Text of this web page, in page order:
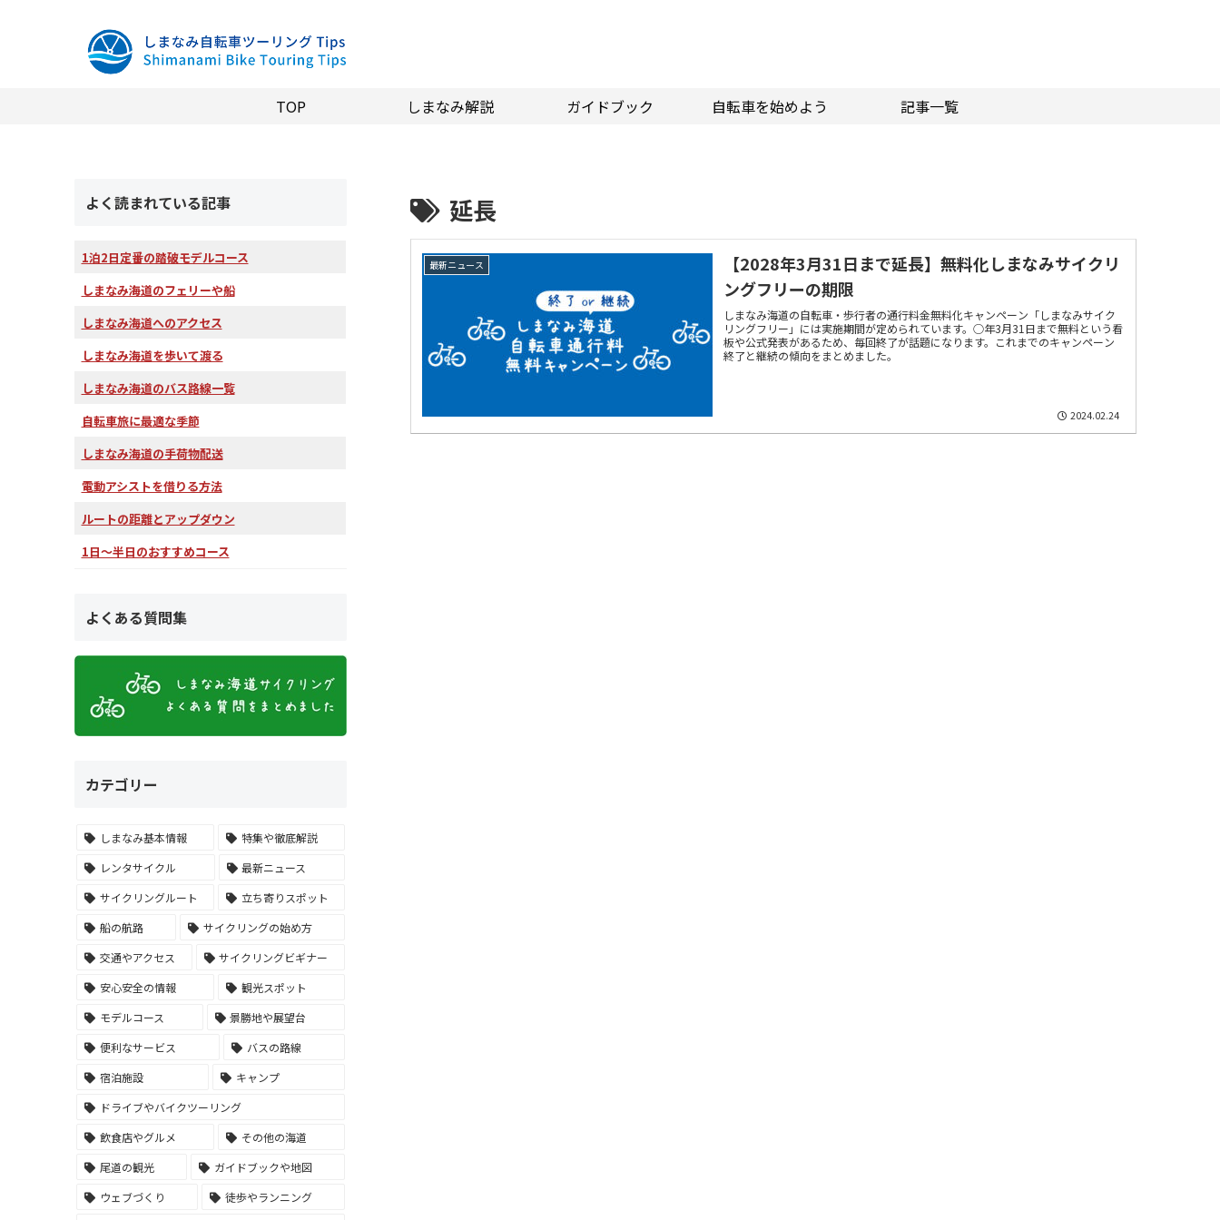
TOP しまなみ解説 ガイドブック 自転車を始めよう 記事一覧
延長
最新ニュース
【2028年3月31日まで延長】無料化しまなみサイクリ
ングフリーの期限
しまなみ海道の自転車・歩行者の通行料金無料化キャンペーン「しまなみサイク
リングフリー」には実施期間が定められています。○年3月31日まで無料という看
板や公式発表があるため、毎回終了が話題になります。これまでのキャンペーン
終了と継続の傾向をまとめました。
2024.02.24
よく読まれている記事
1泊2日定番の踏破モデルコース
しまなみ海道のフェリーや船
しまなみ海道へのアクセス
しまなみ海道を歩いて渡る
しまなみ海道のバス路線一覧
自転車旅に最適な季節
しまなみ海道の手荷物配送
電動アシストを借りる方法
ルートの距離とアップダウン
1日～半日のおすすめコース
よくある質問集
カテゴリー
しまなみ基本情報
特集や徹底解説
レンタサイクル
最新ニュース
サイクリングルート
立ち寄りスポット
船の航路
サイクリングの始め方
交通やアクセス
サイクリングビギナー
安心安全の情報
観光スポット
モデルコース
景勝地や展望台
便利なサービス
バスの路線
宿泊施設
キャンプ
ドライブやバイクツーリング
飲食店やグルメ
その他の海道
尾道の観光
ガイドブックや地図
ウェブづくり
徒歩やランニング